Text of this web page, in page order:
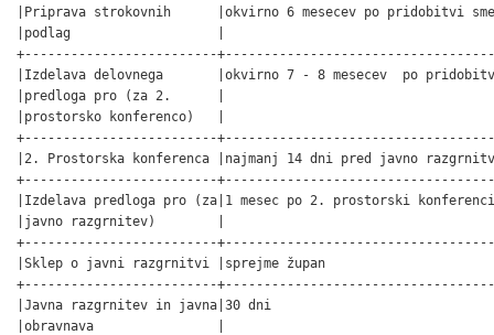
|Priprava strokovnih      |okvirno 6 mesecev po pridobitvi
|podlag                   |
+-------------------------
|Izdelava delovnega       |okvirno 7 - 8 mesecev  po
|predloga pro (za 2.      |
|prostorsko konferenco)   |
+-------------------------
|2. Prostorska konferenca |najmanj 14 dni pred javno
+-------------------------
|Izdelava predloga pro (za|1 mesec po 2. prostorski
|javno razgrnitev)        |
+-------------------------
|Sklep o javni razgrnitvi |sprejme župan
+-------------------------
|Javna razgrnitev in javna|30 dni
|obravnava                |